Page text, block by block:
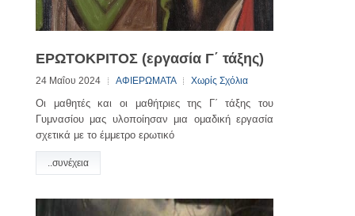
ΕΡΩΤΟΚΡΙΤΟΣ (εργασία Γ΄ τάξης)
24 Μαΐου 2024 ΑΦΙΕΡΩΜΑΤΑ Χωρίς Σχόλια
Οι μαθητές και οι μαθήτριες της Γ΄ τάξης του
Γυμνασίου μας υλοποίησαν μια ομαδική εργασία
σχετικά με το έμμετρο ερωτικό
..συνέχεια